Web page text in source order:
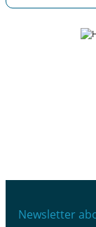
Newsletter